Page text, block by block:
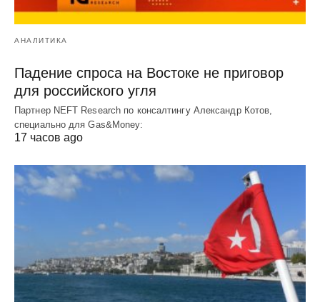
АНАЛИТИКА
Падение спроса на Востоке не приговор
для российского угля
Партнер NEFT Research по консалтингу Александр Котов,
специально для Gas&Money:
17 часов ago